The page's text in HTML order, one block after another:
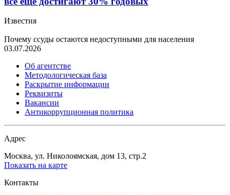
Известия
Почему ссуды остаются недоступными для населения
03.07.2026
Об агентстве
Методологическая база
Раскрытие информации
Реквизиты
Вакансии
Антикоррупционная политика
Адрес
Москва, ул. Николоямская, дом 13, стр.2
Показать на карте
Контакты